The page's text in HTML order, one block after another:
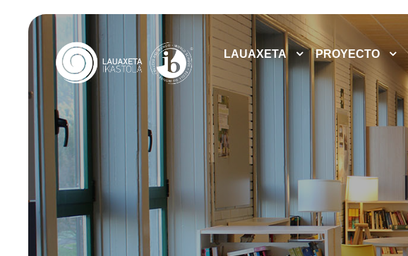
LAUAXETA PROYECTO